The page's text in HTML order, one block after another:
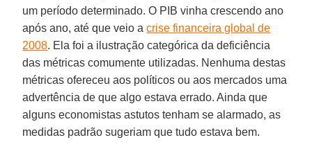
um período determinado. O PIB vinha crescendo ano
após ano, até que veio a crise financeira global de
2008. Ela foi a ilustração categórica da deficiência
das métricas comumente utilizadas. Nenhuma destas
métricas ofereceu aos políticos ou aos mercados uma
advertência de que algo estava errado. Ainda que
alguns economistas astutos tenham se alarmado, as
medidas padrão sugeriam que tudo estava bem.